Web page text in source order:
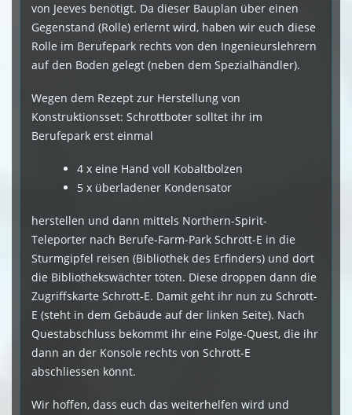
von Jeeves benötigt. Da dieser Bauplan über einen
Gegenstand (Rolle) erlernt wird, haben wir euch diese
Rolle im Berufepark rechts von den Ingenieurslehrern
auf den Boden gelegt (neben dem Spezialhändler).
Wegen dem Rezept zur Herstellung von
Konstruktionsset: Schrottboter solltet ihr im
Berufepark erst einmal
4 x eine Hand voll Kobaltbolzen
5 x überladener Kondensator
herstellen und dann mittels Northern-Spirit-
Teleporter nach Berufe-Farm-Park Schrott-E in die
Sturmgipfel reisen (Bibliothek des Erfinders) und dort
die Bibliothekswächter töten. Diese droppen dann die
Zugriffskarte Schrott-E. Damit geht ihr nun zu Schrott-
E (steht in dem Gebäude auf der linken Seite). Nach
Questabschluss bekommt ihr eine Folge-Quest, die ihr
dann an der Konsole rechts von Schrott-E
abschliessen könnt.
Wir hoffen, dass euch das weiterhelfen wird und